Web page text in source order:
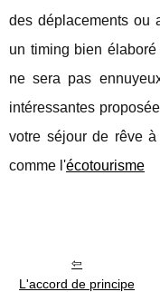
des déplacements ou
un timing bien
ne sera pas
intéressantes
votre séjour de rêve
comme l'écotourisme
L'accord de principe